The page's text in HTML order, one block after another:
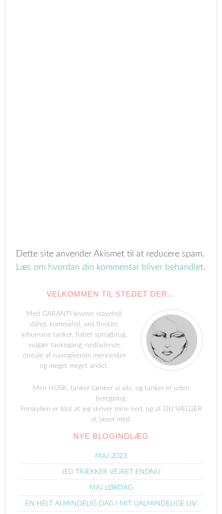
Dette site anvender Akismet til at reducere spam.
Læs om hvordan din kommentar bliver behandlet.
VELKOMMEN TIL STEDET DER…
Med GARANTI leverer stavefejl,
slåfejl, kommafejl, ord floskler,
inhumane tanker, flabet sprogbrug,
vulgær tankegang, nedladende
omtale af navngivende mennesker
og meget meget andet.
Men HUSK, tanker tænker vi alle, og tanker er uden
beregning.
Forskellen er blot at jeg skriver mine ned, og at DU VÆLGER
at læser med.
NYE BLOGINDLÆG
MAJ 2023
JEG TRÆKKER VEJRET ENDNU
MAJ LØRDAG
EN HELT ALMINDELIG DAG I MIT UALMINDELIGE LIV.